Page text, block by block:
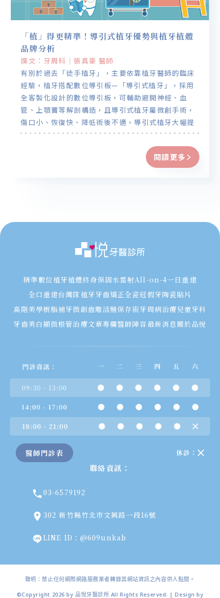
「植」得更精準！導引式植牙優勢與植牙植體
品牌分析
撰文：牙周科｜張真豪 醫師
有別於過去「徒手植牙」，主要依靠植牙醫師的臨床
經驗，植牙搭配數位導引板—「導引式植牙」，採用
全客製化設計的數位導引板，可輔助避開神經、血
管、上顎竇等解剖構造，且導引式植牙屬微創手術，
傷口小、恢復快、降低術後不適，導引式植牙大幅提
升植牙的安全性、成功率和精準度。
閱讀更多
精準數位植牙植體終身保固水雷射All-on-4一日重建
全口重建台灣隊植牙牙齒矯正全瓷冠假牙陶瓷貼片
高階美學樹脂補牙微創齒雕活髓保存術牙周病治療兒童牙科
牙齒美白 顯微根管治療文章專欄醫師陣容最新消息關於品悅
醫師門診表 休診：
聯絡資訊：
03-6579192
302 新竹縣竹北市文興路一段16號
LINE ID：@609unkab
聲明：禁止任何網際網路服務業者轉錄其網站資訊之內容供人點閱。
©Copyright 2026 by 品悅牙醫診所 All Rights Reserved. | Design by